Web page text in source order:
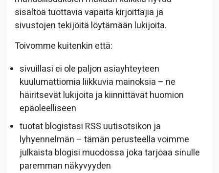
sisältöä tuottavia vapaita kirjoittajia ja
sivustojen tekijöitä löytämään lukijoita.
Toivomme kuitenkin että:
sivuillasi ei ole paljon asiayhteyteen
kuulumattiomia liikkuvia mainoksia – ne
häiritsevät lukijoita ja kiinnittävät huomion
epäoleelliseen
tuotat blogistasi RSS uutisotsikon ja
lyhyennelmän – tämän perusteella voimme
julkaista blogisi muodossa joka tarjoaa sinulle
paremman näkyvyyden